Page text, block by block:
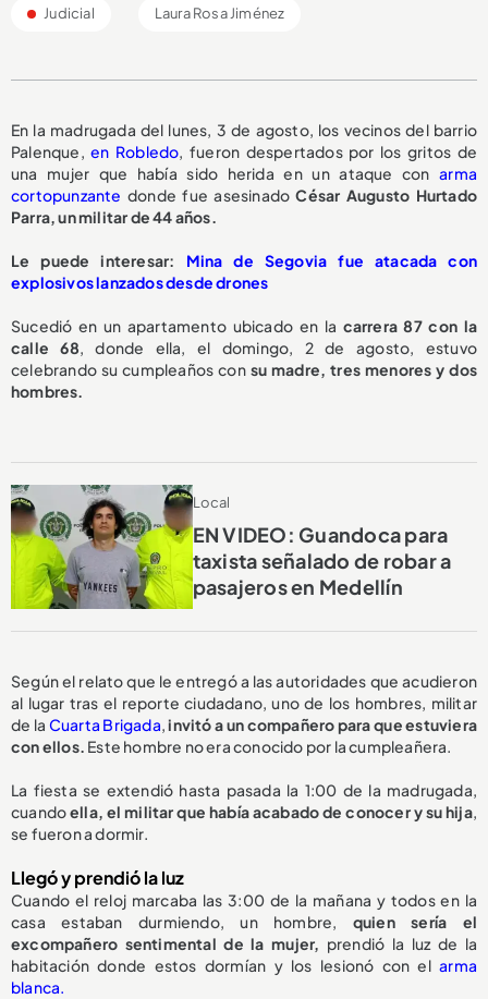
Judicial Laura Rosa Jiménez
En la madrugada del lunes, 3 de agosto, los vecinos del barrio
Palenque,en Robledo , fueron despertados por los gritos de
una mujer que había sido herida en un ataque conarma
cortopunzante donde fue asesinadoCésar Augusto Hurtado
Parra, un militar de 44 años.
Le puede interesar: Mina de Segovia fue atacada con
explosivos lanzados desde drones
Sucedió en un apartamento ubicado en la carrera 87 con la
calle 68 , donde ella, el domingo, 2 de agosto, estuvo
celebrando su cumpleaños con su madre, tres menores y dos
hombres.
Local
EN VIDEO: Guandoca para
taxista señalado de robar a
pasajeros en Medellín
Según el relato que le entregó a las autoridades que acudieron
al lugar tras el reporte ciudadano, uno de los hombres, militar
de la Cuarta Brigada,invitó a un compañero para que estuviera
con ellos. Este hombre no era conocido por la cumpleañera.
La fiesta se extendió hasta pasada la 1:00 de la madrugada,
cuandoella, el militar que había acabado de conocer y su hija,
se fueron a dormir.
Llegó y prendió la luz
Cuando el reloj marcaba las 3:00 de la mañana y todos en la
casa estaban durmiendo, un hombre, quien sería el
excompañero sentimental de la mujer, prendió la luz de la
habitación donde estos dormían y los lesionó con elarma
blanca.